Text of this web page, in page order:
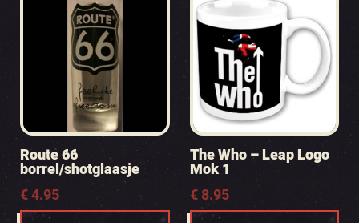
Route 66
borrel/shotglaasje
€4.95
The Who – Leap Logo
Mok 1
€8.95